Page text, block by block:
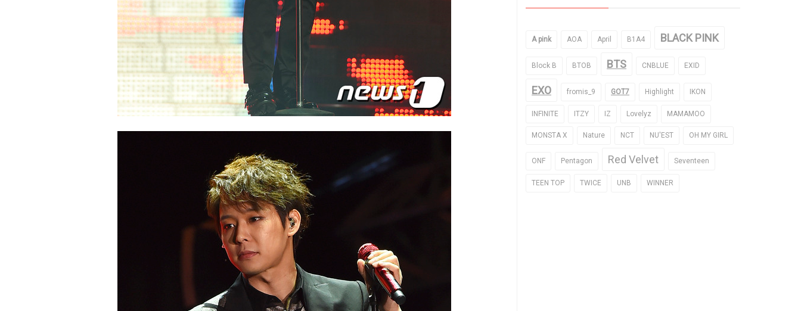
A pink AOA April B1A4 BLACK PINK
Block B BTOB BTS CNBLUE EXID
EXO fromis_9 GOT7 Highlight IKON
INFINITE ITZY IZ Lovelyz MAMAMOO
MONSTA X Nature NCT NU'EST OH MY GIRL
ONF Pentagon Red Velvet Seventeen
TEEN TOP TWICE UNB WINNER